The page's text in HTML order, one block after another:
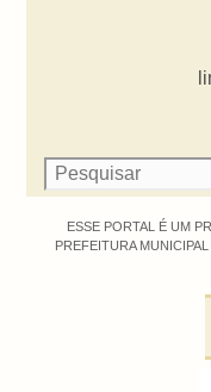
ESSE PORTAL É UM
PREFEITURA MUNICIPAL |